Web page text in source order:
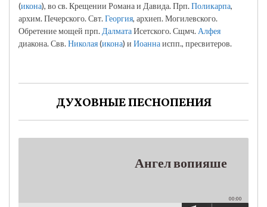
(икона), во св. Крещении Романа и Давида. Прп.Поликарпа,
архим. Печерского. Свт.Георгия, архиеп. Могилевского.
Обретение мощей прп.ДалматаИсетского. Сщмч.Алфея
диакона. Свв.Николая(икона) и Иоаннаиспп., пресвитеров.
ДУХОВНЫЕ ПЕСНОПЕНИЯ
Ангел вопияше
00:00